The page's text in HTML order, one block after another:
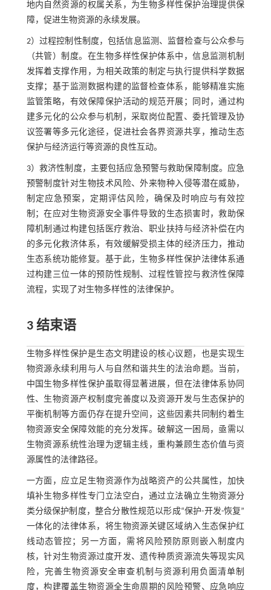
地内自然资源的权属关系，为生物多样性保护治理提供保
障，促进生物资源的永续发展。
2）过程控制性制度，包括信息监测、监督检查与公众参与
（共管）制度。在生物多样性保护体系中，信息监测机制
发挥着支撑作用，为相关政策的制定与执行提供科学数据
支撑；基于监测数据构建的监督检查体系，能够精准实施
监管策略，有效保障保护活动的规范开展；同时，通过构
建多元化的公众参与机制，采取岗位配置、委托管理及协
议签署等多元化途径，促进社会各界资源共享，推动生态
保护与经济运行等资源的良性互动。
3）救济性制度，主要包括应急预警与救助保障制度。应急
预警制度针对生物技术风险、外来物种入侵等潜在威胁，
制定应急预案，定期评估风险，确保及时响应与有效控
制；在应对生物资源安全事件导致的生态损害时，救助保
障机制通过构建包括医疗救治、职业扶持与经济补偿在内
的多元化救济体系，有效缓解受损主体的经济压力，推动
生态系统功能修复。基于此，生物多样性保护法律体系通
过构建三位一体的预防性规制、过程性管控与救济性保障
流程，实现了对生物多样性的法律保护。
3 结束语
生物多样性保护是生态文明建设的核心议题，也是实现生
物资源永续利用与人与自然和谐共生的法治命题。当前，
中国生物多样性保护虽取得显著进展，但在法律体系协同
性、生物资源产权制度完善度以及资源开发与生态保护的
平衡机制等方面仍存在提升空间，这些因素共同制约着生
物资源安全保障效能的充分发挥。破解这一困局，亟需以
生物资源系统性治理为逻辑主线，重构兼顾生态价值与资
源属性的法律路径。
一方面，应立足生物资源作为战略资产的公共属性，加快
填补生物多样性专门立法空白，通过立法确立生物资源分
类分级保护制度，整合分散性规范以形成“保护-开发-恢复”
一体化的法律体系，将生物资源关键区域纳入生态保护红
线动态管控；另一方面，需将风险预防原则嵌入制度内
核，针对生物资源过度开发、遗传种质资源流失等现实风
险，完善生物资源安全审查机制与资源利用负面清单制
度，构建覆盖生物资源全生命周期的风险预警、应急响应